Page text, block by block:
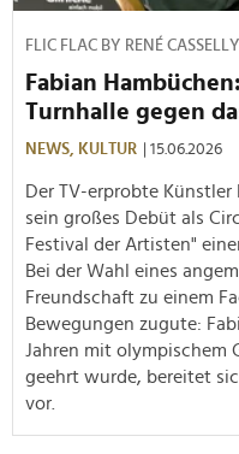
FLIC FLAC BY RENÉ CASSELLY
Fabian
Turnhalle gegen
NEWS, KULTUR | 15.06.2026
Der TV-erprobte Künstler
sein großes Debüt als
Festival der Artisten"
Bei der Wahl eines
Freundschaft zu einem
Bewegungen zugute:
Jahren mit olympischem
geehrt wurde, bereitet
vor.